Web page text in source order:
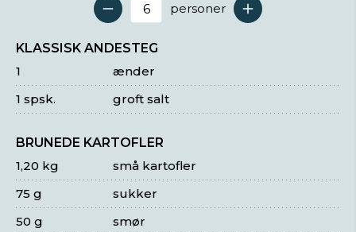
Antal serveringer
personer
KLASSISK ANDESTEG
ænder
1
groft salt
1 spsk.
BRUNEDE KARTOFLER
små kartofler
1,20 kg
sukker
75 g
smør
50 g